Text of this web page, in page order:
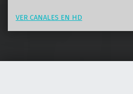
VER CANALES EN HD